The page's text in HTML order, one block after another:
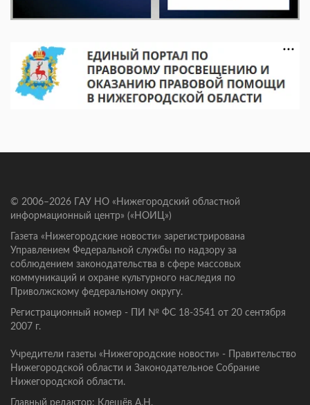
© 2006–2026 ГАУ НО «Нижегородский областной
информационный центр» («НОИЦ»)
Газета «Нижегородские новости» зарегистрирована
Управлением Федеральной службы по надзору за
соблюдением законодательства в сфере массовых
коммуникаций и охране культурного наследия по
Приволжскому федеральному округу.
Регистрационный номер - ПИ № ФС 18-3541 от 20 сентября
2007 г.
Учредители газеты «Нижегородские новости» - Правительство
Нижегородской области и Законодательное Собрание
Нижегородской области.
Главный редактор: Клещёв А.Н.